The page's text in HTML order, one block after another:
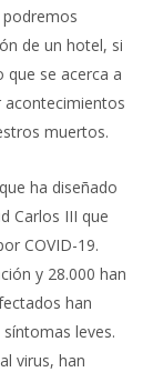
podremos
de un hotel, si
se acerca a
muertos.
ha diseñado
Carlos III que
COVID-19.
y 28.000 han
han
leves.
virus, han